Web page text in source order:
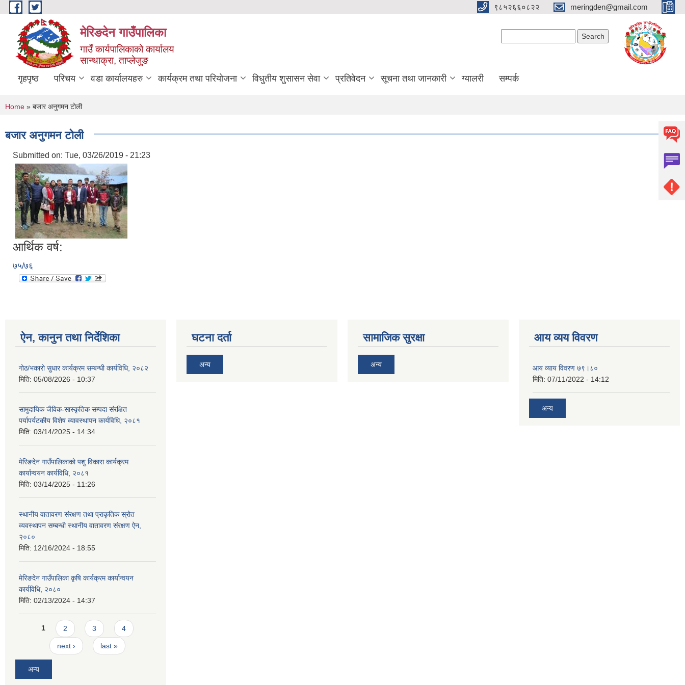
Skip to main content ९८५२६६०८२२ meringden@gmail.com
मेरिङदेन गाउँपालिका
गाउँ कार्यपालिकाको कार्यालय
सान्थाक्रा, ताप्लेजुङ
गृहपृष्ठ परिचय वडा कार्यालयहरु कार्यक्रम तथा परियोजना विधुतीय शुसासन सेवा प्रतिवेदन सूचना तथा जानकारी ग्यालरी सम्पर्क
You are here
Home » बजार अनुगमन टोली
बजार अनुगमन टोली
Submitted on: Tue, 03/26/2019 - 21:23
आर्थिक वर्ष:
७५/७६
ऐन, कानुन तथा निर्देशिका
गोठ/भकारो सुधार कार्यक्रम सम्बन्धी कार्यविधि, २०८२
मिति: 05/08/2026 - 10:37
सामुदायिक जैविक-सास्कृतिक सम्पदा संरक्षित
पर्यापर्यटकीय विशेष व्यावस्थापन कार्यविधि, २०८१
मिति: 03/14/2025 - 14:34
मेरिङदेन गाउँपालिकाको पशु विकास कार्यक्रम
कार्यान्वयन कार्यविधि, २०८१
मिति: 03/14/2025 - 11:26
स्थानीय वातावरण संरक्षण तथा प्राकृतिक स्रोत
व्यवस्थापन सम्बन्धी स्थानीय वातावरण संरक्षण ऐन,
२०८०
मिति: 12/16/2024 - 18:55
मेरिङदेन गाउँपालिका कृषि कार्यक्रम कार्यान्वयन
कार्यविधि, २०८०
मिति: 02/13/2024 - 14:37
Pages
1 2 3 4
next › last »
अन्य
घटना दर्ता
अन्य
सामाजिक सुरक्षा
अन्य
आय व्यय विवरण
आय व्याय विवरण ७९।८०
मिति: 07/11/2022 - 14:12
अन्य